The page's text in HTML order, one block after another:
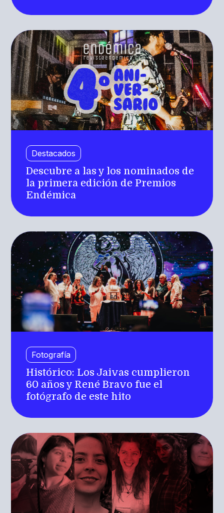
Destacados
Descubre a las y los nominados de
la primera edición de Premios
Endémica
Fotografía
Histórico: Los Jaivas cumplieron
60 años y René Bravo fue el
fotógrafo de este hito